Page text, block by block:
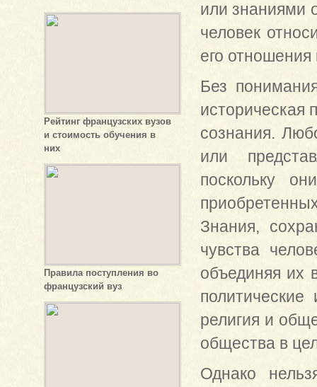
Рейтинг французских вузов
и стоимость обучения в
них
Правила поступления во
французский вуз
или знаниями
человек
его
Без
историческая
сознания.
или
поскольку
Знания,
чувства
объединяя их
религия и
общества в
Однако